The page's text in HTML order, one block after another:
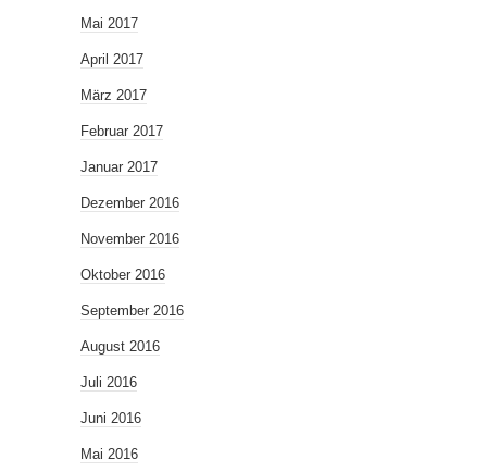
Mai 2017
April 2017
März 2017
Februar 2017
Januar 2017
Dezember 2016
November 2016
Oktober 2016
September 2016
August 2016
Juli 2016
Juni 2016
Mai 2016